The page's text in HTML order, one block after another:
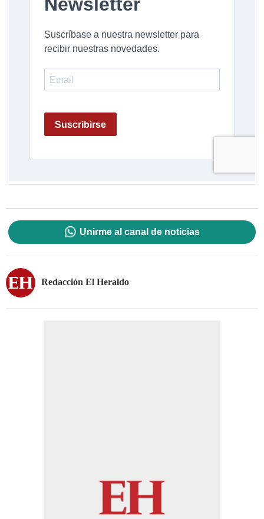
Unirme al canal de noticias
Redacción El Heraldo